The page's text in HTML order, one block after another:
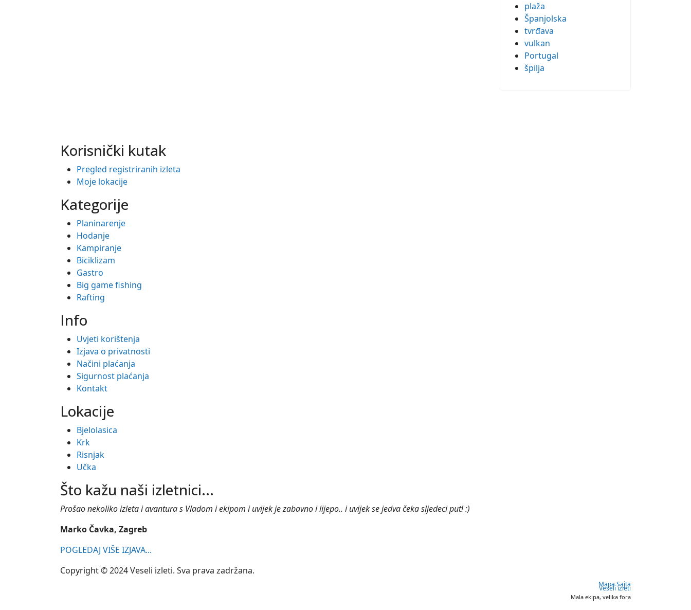
plaža
Španjolska
tvrđava
vulkan
Portugal
špilja
Korisnički kutak
Pregled registriranih izleta
Moje lokacije
Kategorije
Planinarenje
Hodanje
Kampiranje
Biciklizam
Gastro
Big game fishing
Rafting
Info
Uvjeti korištenja
Izjava o privatnosti
Načini plaćanja
Sigurnost plaćanja
Kontakt
Lokacije
Bjelolasica
Krk
Risnjak
Učka
Što kažu naši izletnici...
Prošao nekoliko izleta i avantura s Vladom i ekipom i uvijek je zabavno i lijepo.. i uvijek se jedva čeka sljedeci put! :)
Marko Čavka, Zagreb
POGLEDAJ VIŠE IZJAVA...
Copyright © 2024 Veseli izleti. Sva prava zadržana.
Mapa Sajta
Veseli izleti
Mala ekipa, velika fora